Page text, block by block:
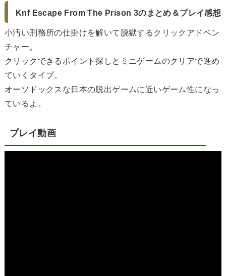
Knf Escape From The Prison 3のまとめ＆プレイ感想
小汚い刑務所の仕掛けを解いて脱獄するクリックアドベン
チャー。
クリックできるポイント探しとミニゲームのクリアで進め
ていくタイプ。
オーソドックスな日本の脱出ゲームに近いゲーム性になっ
ているよ。
プレイ動画